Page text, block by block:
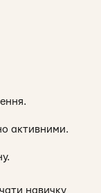
активними.
навичку